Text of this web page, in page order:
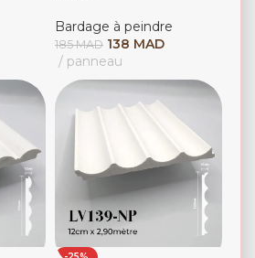
Bardage à peindre
185MAD 138 MAD
panneau